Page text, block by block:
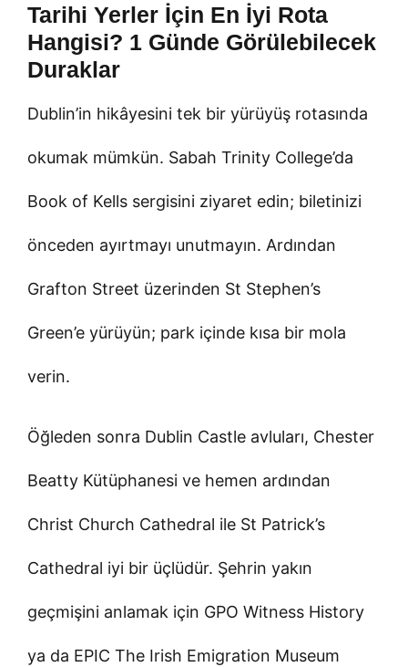
Tarihi Yerler İçin En İyi Rota
Hangisi? 1 Günde Görülebilecek
Duraklar
Dublin’in hikâyesini tek bir yürüyüş rotasında
okumak mümkün. Sabah Trinity College’da
Book of Kells sergisini ziyaret edin; biletinizi
önceden ayırtmayı unutmayın. Ardından
Grafton Street üzerinden St Stephen’s
Green’e yürüyün; park içinde kısa bir mola
verin.
Öğleden sonra Dublin Castle avluları, Chester
Beatty Kütüphanesi ve hemen ardından
Christ Church Cathedral ile St Patrick’s
Cathedral iyi bir üçlüdür. Şehrin yakın
geçmişini anlamak için GPO Witness History
ya da EPIC The Irish Emigration Museum